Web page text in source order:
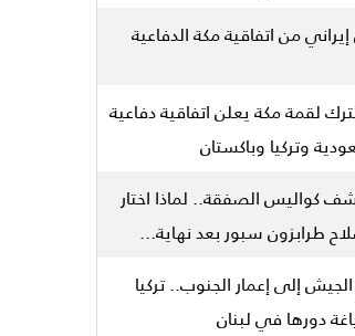
من اتفاقية مكة الدفاعية
لقمة مكة يعلن اتفاقية دفاعية
وتركيا وباكستان
كواليس الصفقة.. لماذا اختار
طرابزون سبور بعد نهاية...
إلى إعمار الجنوب.. تركيا
دورها في لبنان